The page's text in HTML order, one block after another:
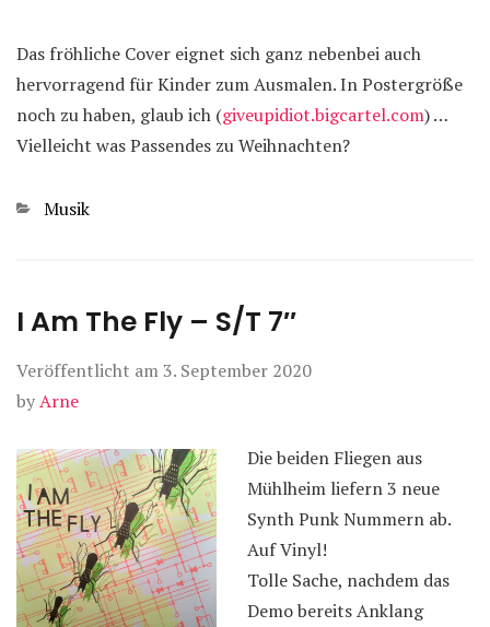
Das fröhliche Cover eignet sich ganz nebenbei auch
hervorragend für Kinder zum Ausmalen. In Postergröße
noch zu haben, glaub ich (giveupidiot.bigcartel.com) …
Vielleicht was Passendes zu Weihnachten?
Kategorien
Musik
I Am The Fly – S/T 7″
Veröffentlicht am 3. September 2020
byArne
Die beiden Fliegen aus
Mühlheim liefern 3 neue
Synth Punk Nummern ab.
Auf Vinyl!
Tolle Sache, nachdem das
Demo bereits Anklang